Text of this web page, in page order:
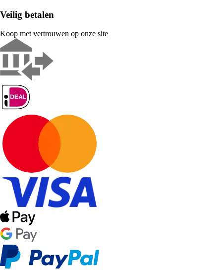
Veilig betalen
Koop met vertrouwen op onze site